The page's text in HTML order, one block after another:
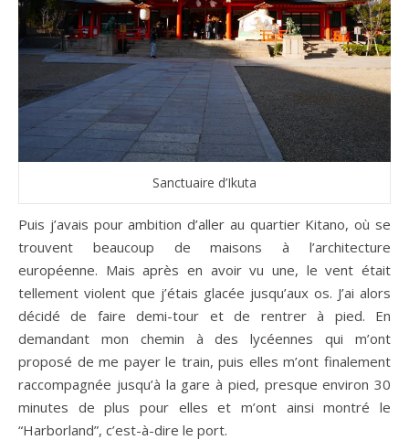
Sanctuaire d’Ikuta
Puis j’avais pour ambition d’aller au quartier Kitano, où se
trouvent beaucoup de maisons à l’architecture
européenne. Mais après en avoir vu une, le vent était
tellement violent que j’étais glacée jusqu’aux os. J’ai alors
décidé de faire demi-tour et de rentrer à pied. En
demandant mon chemin à des lycéennes qui m’ont
proposé de me payer le train, puis elles m’ont finalement
raccompagnée jusqu’à la gare à pied, presque environ 30
minutes de plus pour elles et m’ont ainsi montré le
“Harborland”, c’est-à-dire le port.